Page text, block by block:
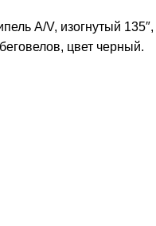
A/V, изогнутый 135″,
цвет черный.